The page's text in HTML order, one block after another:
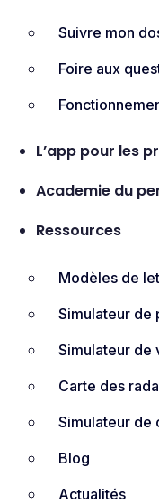
Suivre mon
Foire aux
L’app pour les
Academie du
Ressources
Modèles de
Simulateur de
Simulateur de
Carte des
Simulateur de
Blog
Actualités